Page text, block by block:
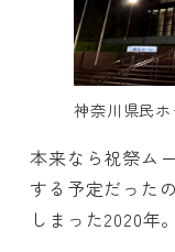
神奈川県民
本来なら祝祭ム
する予定だった
しまった2020年。